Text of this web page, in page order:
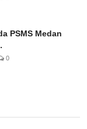
PSMS Medan
0